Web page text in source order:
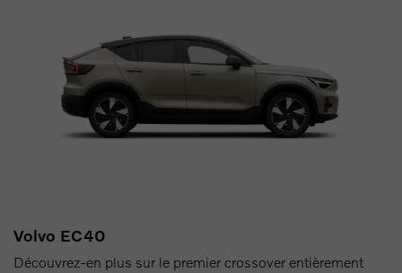
Volvo EC40
Découvrez-en plus sur le premier crossover entièrement